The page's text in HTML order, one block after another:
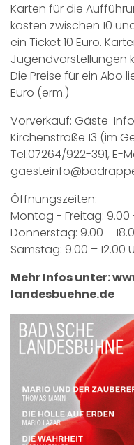
Karten für die
kosten zwischen 10
ein Ticket 10 Euro.
Jugendvorstellungen
Die Preise für ein Abo
Euro (erm.)
Vorverkauf: Gäste-
Kirchenstraße 13 (im
Tel.07264/922-391, E-
Öffnungszeiten:
Montag - Freitag: 9.00
Donnerstag: 9.00 –
Samstag: 9.00 – 12.00
Mehr Infos unter:
landesbuehne.de